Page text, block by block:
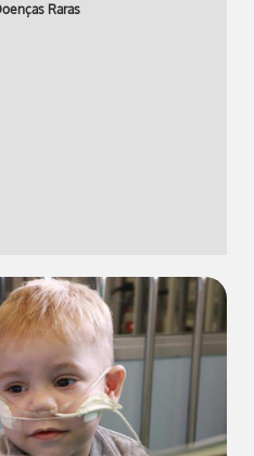
Raras